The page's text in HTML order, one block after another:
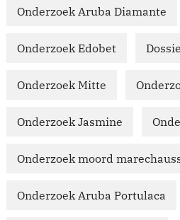
Onderzoek Aruba Diamante
Onderzoek Edobet
Onderzoek Mitte
Onderzoek Jasmine
Onderzoek moord
Onderzoek Aruba Portulaca